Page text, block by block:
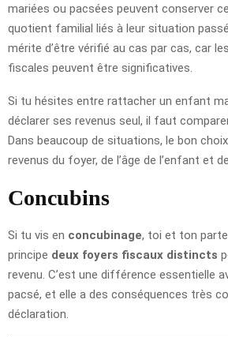
mariées ou pacsées peuvent conserver
quotient familial liés à leur situation
mérite d’être vérifié au cas par cas, car
fiscales peuvent être significatives.
Si tu hésites entre rattacher un enfant
déclarer ses revenus seul, il faut
Dans beaucoup de situations, le bon
revenus du foyer, de l’âge de l’enfant et
Concubins
Si tu vis en concubinage, toi et ton
principe deux foyers fiscaux distincts
revenu. C’est une différence essentielle
pacsé, et elle a des conséquences très
déclaration.